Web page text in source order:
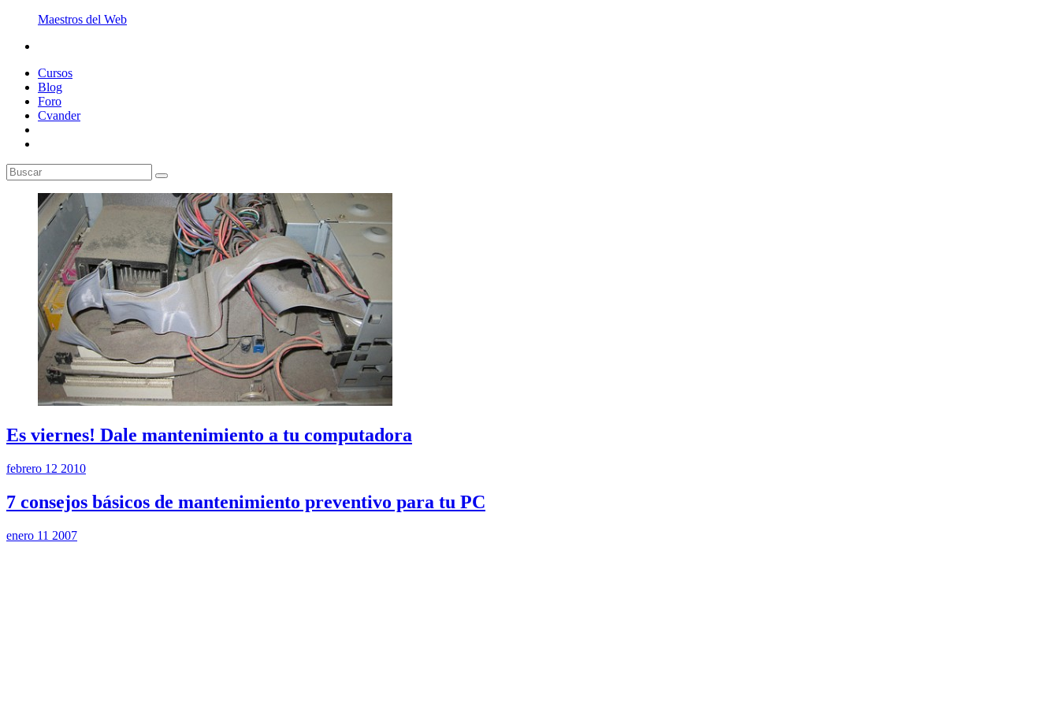
Maestros del Web
Cursos
Blog
Foro
Cvander
Es viernes! Dale mantenimiento a tu computadora
febrero 12 2010
7 consejos básicos de mantenimiento preventivo para tu PC
enero 11 2007